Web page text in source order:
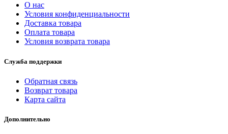
О нас
Условия конфиденциальности
Доставка товара
Оплата товара
Условия возврата товара
Служба поддержки
Обратная связь
Возврат товара
Карта сайта
Дополнительно